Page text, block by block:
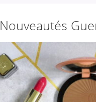
Nouveautés